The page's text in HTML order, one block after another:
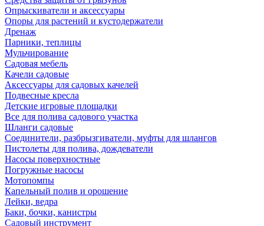
Опрыскиватели и аксессуары
Опоры для растений и кустодержатели
Дренаж
Парники, теплицы
Мульчирование
Садовая мебель
Качели садовые
Аксессуары для садовых качелей
Подвесные кресла
Детские игровые площадки
Все для полива садового участка
Шланги садовые
Соединители, разбрызгиватели, муфты для шлангов
Пистолеты для полива, дождеватели
Насосы поверхностные
Погружные насосы
Мотопомпы
Капельный полив и орошение
Лейки, ведра
Баки, бочки, канистры
Садовый инструмент